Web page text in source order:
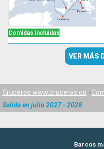
Comidas incluidas
VER MÁS
Cruceros www.cruceros.co
Salida en julio 2027 - 2028
Barcos